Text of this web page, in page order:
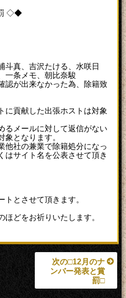
◇◆
斗真、吉沢たける、水咲日
一条メモ、朝比奈駿
認が出来なかった為、除籍致
に貢献した出張ホストは対象
るメールに対して返信がない
象となります。
他社の兼業で除籍処分になっ
はサイト名を公表させて頂き
トとさせて頂きます。
ほどをお祈りいたします。
次の□12月のナ
ンバー発表と賞
罰□